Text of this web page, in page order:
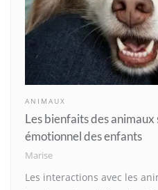
ANIMAUX
Les bienfaits des
émotionnel des enfants
Marise
Les interactions avec les